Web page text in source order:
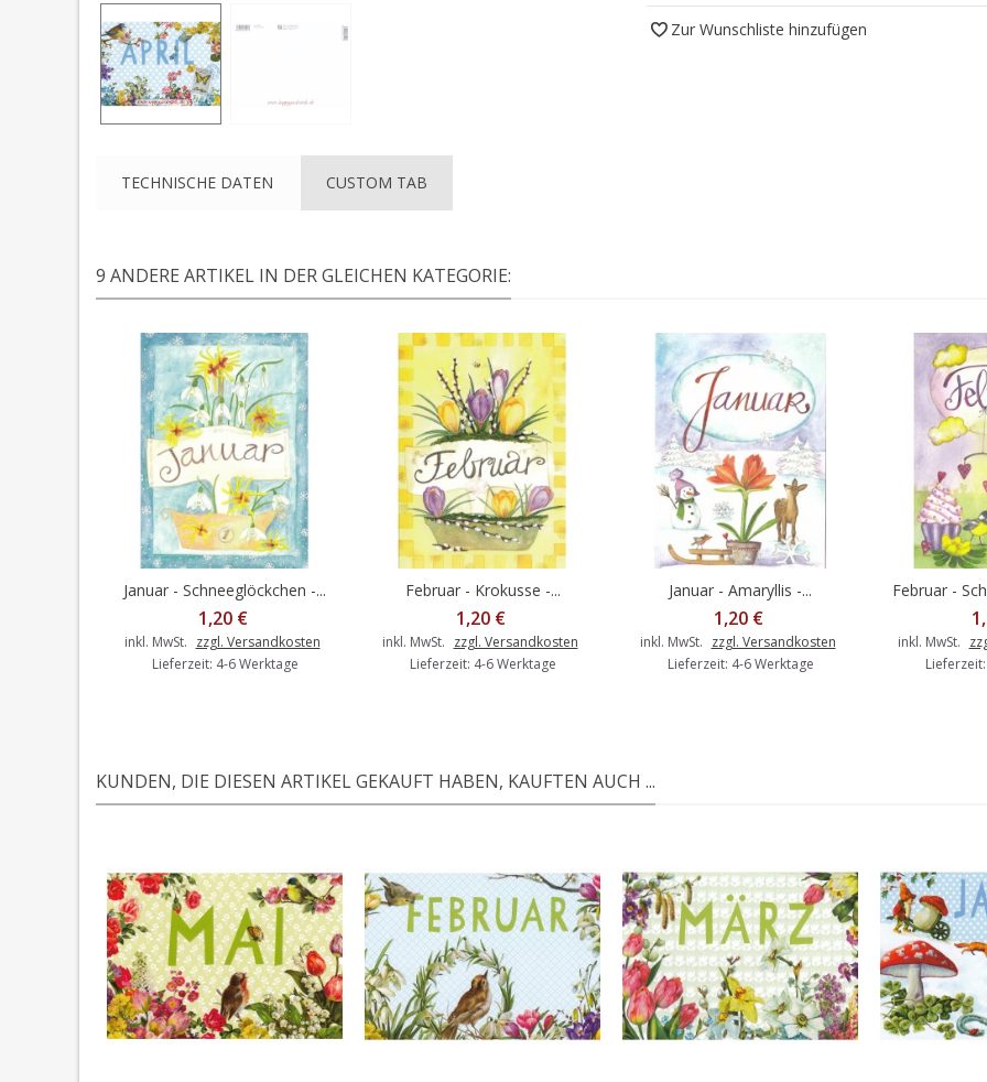
Zur Wunschliste hinzufügen
TECHNISCHE DATEN CUSTOM TAB
9 ANDERE ARTIKEL IN DER GLEICHEN KATEGORIE:
In den Warenkorb
Januar - Schneeglöckchen -...
1,20 €
inkl. MwSt. zzgl. Versandkosten
Lieferzeit: 4-6 Werktage
In den Warenkorb
Februar - Krokusse -...
1,20 €
inkl. MwSt. zzgl. Versandkosten
Lieferzeit: 4-6 Werktage
In den Warenkorb
Januar - Amaryllis -...
1,20 €
inkl. MwSt. zzgl. Versandkosten
Lieferzeit: 4-6 Werktage
In
Februar -
inkl. MwSt.
KUNDEN, DIE DIESEN ARTIKEL GEKAUFT HABEN, KAUFTEN AUCH ...